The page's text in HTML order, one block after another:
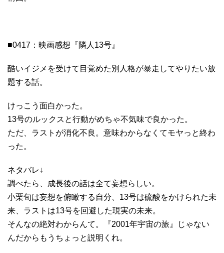
■0417：映画感想『隣人13号』
酷いイジメを受けて目覚めた別人格が暴走してやりたい放
題する話。
けっこう面白かった。
13号のルックスと行動がめちゃ不気味で良かった。
ただ、ラストが消化不良。意味わからなくてモヤっと終わ
った。
ネタバレ↓
調べたら、成長後の話は全て妄想らしい。
小栗旬は妄想を俯瞰する自分、13号は硫酸をかけられた未
来、ラストは13号を回避した現実の未来。
そんなの絶対わからんて。『2001年宇宙の旅』じゃない
んだからもうちょっと説明くれ。